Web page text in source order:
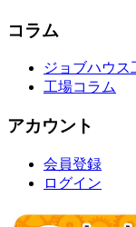
コラム
ジョブハウス
工場コラム
アカウント
会員登録
ログイン